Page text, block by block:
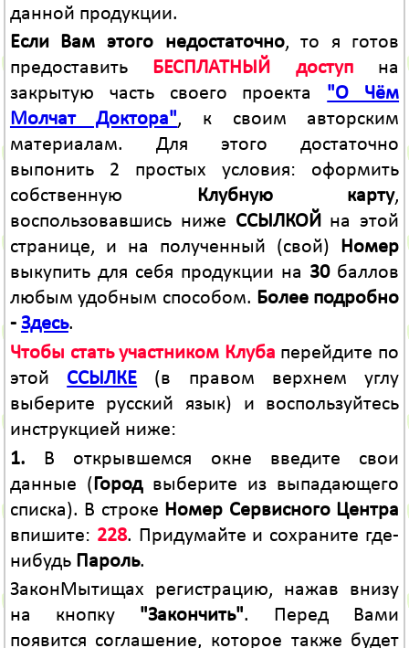
данной продукции.
Если Вам этого недостаточно, то я готов
предоставить БЕСПЛАТНЫЙ доступна
закрытую часть своего проекта "О Чём
Молчат Доктора", к своим авторским
материалам. Для этого достаточно
выпонить 2 простых условия: оформить
собственную Клубную карту,
воспользовавшись ниже ССЫЛКОЙна этой
странице, и на полученный (свой) Номер
выкупить для себя продукции на 30баллов
любым удобным способом. Более подробно
- Здесь.
Чтобы стать участником Клуба перейдите по
этой ССЫЛКЕ (в правом верхнем углу
выберите русский язык) и воспользуйтесь
инструкцией ниже:
1. В открывшемся окне введите свои
данные (Городвыберите из выпадающего
списка). В строке Номер Сервисного Центра
впишите: 228. Придумайте и сохраните где-
нибудь Пароль.
ЗаконМытищах регистрацию, нажав внизу
на кнопку "Закончить". Перед Вами
появится соглашение, которое также будет